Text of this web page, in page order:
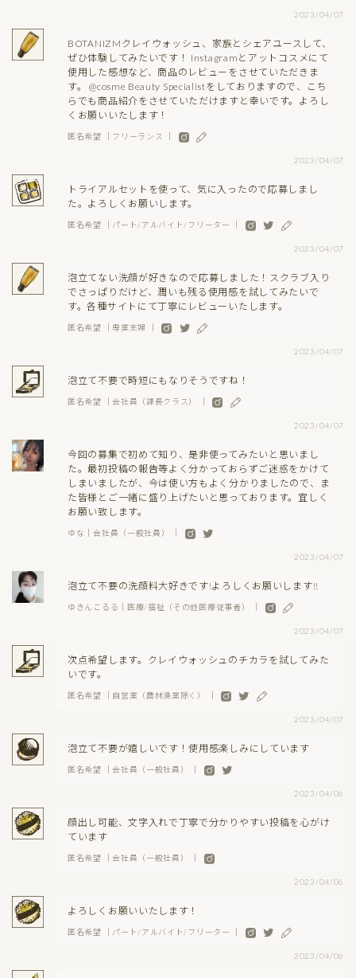
2023/04/07
BOTANIZMクレイウォッシュ、家族とシェアユースして、
ぜひ体験してみたいです！ Instagramとアットコスメにて
使用した感想など、商品のレビューをさせていただきま
す。 @cosme Beauty Specialistをしておりますので、こち
らでも商品紹介をさせていただけますと幸いです。よろし
くお願いいたします！
匿名希望 ｜フリーランス ｜
2023/04/07
トライアルセットを使って、気に入ったので応募しまし
た。よろしくお願いします。
匿名希望 ｜パート/アルバイト/フリーター ｜
2023/04/07
泡立てない洗顔が好きなので応募しました！スクラブ入り
でさっぱりだけど、潤いも残る使用感を試してみたいで
す。各種サイトにて丁寧にレビューいたします。
匿名希望 ｜専業主婦 ｜
2023/04/07
泡立て不要で時短にもなりそうですね！
匿名希望 ｜会社員（課長クラス） ｜
2023/04/07
今回の募集で初めて知り、是非使ってみたいと思いまし
た。最初投稿の報告等よく分かっておらずご迷惑をかけて
しまいましたが、今は使い方もよく分かりましたので、ま
た皆様とご一緒に盛り上げたいと思っております。宜しく
お願い致します。
ゆな｜会社員（一般社員） ｜
2023/04/07
泡立て不要の洗顔料大好きです!よろしくお願いします!!
ゆきんこるる｜医療/福祉（その他医療従事者） ｜
2023/04/07
次点希望します。クレイウォッシュのチカラを試してみた
いです。
匿名希望 ｜自営業（農林漁業除く） ｜
2023/04/07
泡立て不要が嬉しいです！使用感楽しみにしています
匿名希望 ｜会社員（一般社員） ｜
2023/04/06
顔出し可能、文字入れで丁寧で分かりやすい投稿を心がけ
ています
匿名希望 ｜会社員（一般社員） ｜
2023/04/06
よろしくお願いいたします！
匿名希望 ｜パート/アルバイト/フリーター ｜
2023/04/06